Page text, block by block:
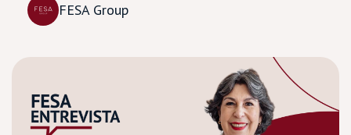
FESA Group